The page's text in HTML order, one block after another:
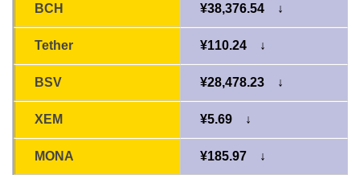
BCH ¥38,376.54 ↓
Tether ¥110.24 ↓
BSV ¥28,478.23 ↓
XEM ¥5.69 ↓
MONA ¥185.97 ↓